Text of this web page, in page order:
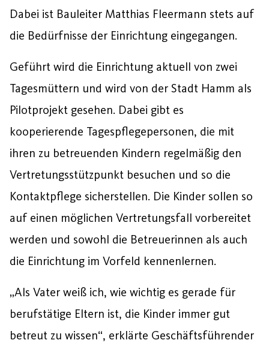
Dabei ist Bauleiter Matthias Fleermann stets auf
die Bedürfnisse der Einrichtung eingegangen.
Geführt wird die Einrichtung aktuell von zwei
Tagesmüttern und wird von der Stadt Hamm als
Pilotprojekt gesehen. Dabei gibt es
kooperierende Tagespflegepersonen, die mit
ihren zu betreuenden Kindern regelmäßig den
Vertretungsstützpunkt besuchen und so die
Kontaktpflege sicherstellen. Die Kinder sollen so
auf einen möglichen Vertretungsfall vorbereitet
werden und sowohl die Betreuerinnen als auch
die Einrichtung im Vorfeld kennenlernen.
„Als Vater weiß ich, wie wichtig es gerade für
berufstätige Eltern ist, die Kinder immer gut
betreut zu wissen“, erklärte Geschäftsführender